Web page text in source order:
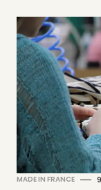
MADE IN FRANCE